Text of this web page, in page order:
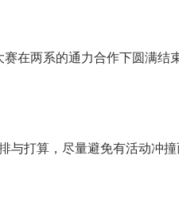
在两系的通力合作下圆满结
与打算，尽量避免有活动冲撞